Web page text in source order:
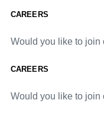
CAREERS
Would you like to join
CAREERS
Would you like to join